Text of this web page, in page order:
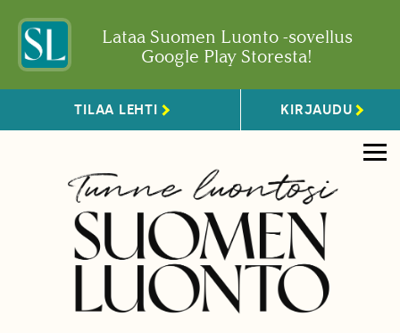
Lataa Suomen Luonto -sovellus
Google Play Storesta!
TILAA LEHTI KIRJAUDU